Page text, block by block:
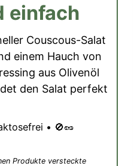
einfach
Couscous-Salat
einem Hauch von
aus Olivenöl
den Salat perfekt
• 🚫🥜